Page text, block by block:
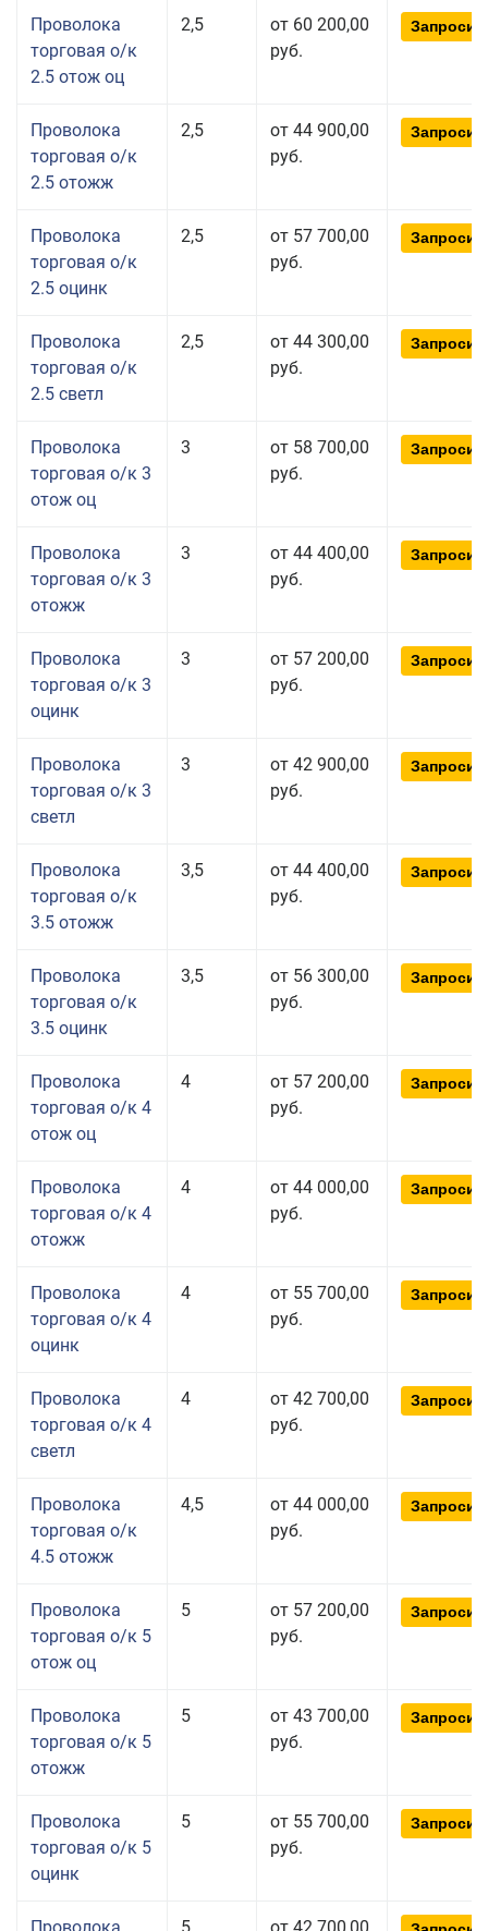
Проволока
торговая о/к
2.5 отож оц
2,5
от 60 200,00
руб.
Проволока
торговая о/к
2.5 отожж
2,5
от 44 900,00
руб.
Проволока
торговая о/к
2.5 оцинк
2,5
от 57 700,00
руб.
Проволока
торговая о/к
2.5 светл
2,5
от 44 300,00
руб.
Проволока
торговая о/к 3
отож оц
3
от 58 700,00
руб.
Проволока
торговая о/к 3
отожж
3
от 44 400,00
руб.
Проволока
торговая о/к 3
оцинк
3
от 57 200,00
руб.
Проволока
торговая о/к 3
светл
3
от 42 900,00
руб.
Проволока
торговая о/к
3.5 отожж
3,5
от 44 400,00
руб.
Проволока
торговая о/к
3.5 оцинк
3,5
от 56 300,00
руб.
Проволока
торговая о/к 4
отож оц
4
от 57 200,00
руб.
Проволока
торговая о/к 4
отожж
4
от 44 000,00
руб.
Проволока
торговая о/к 4
оцинк
4
от 55 700,00
руб.
Проволока
торговая о/к 4
светл
4
от 42 700,00
руб.
Проволока
торговая о/к
4.5 отожж
4,5
от 44 000,00
руб.
Проволока
торговая о/к 5
отож оц
5
от 57 200,00
руб.
Проволока
торговая о/к 5
отожж
5
от 43 700,00
руб.
Проволока
торговая о/к 5
оцинк
5
от 55 700,00
руб.